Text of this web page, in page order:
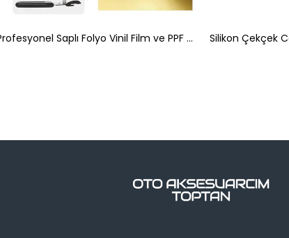
Profesyonel Saplı Folyo Vinil Film ve PPF Araç Kaplama Kesme Kesim Bıçağı